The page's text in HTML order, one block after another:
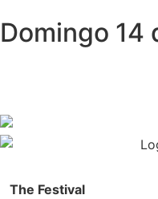
Domingo 14
The Festival